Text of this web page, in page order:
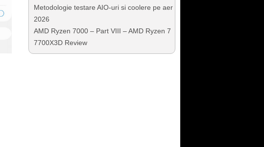
Metodologie testare AIO-uri si coolere pe aer
2026
AMD Ryzen 7000 – Part VIII – AMD Ryzen 7
7700X3D Review